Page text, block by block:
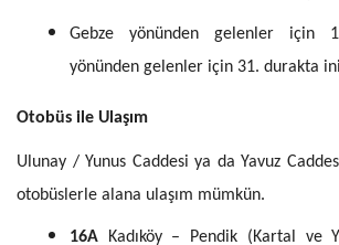
Gebze yönünden gelenler için
yönünden gelenler için 31. durakta
Otobüs ile Ulaşım
Ulunay / Yunus Caddesi ya da Yavuz
otobüslerle alana ulaşım mümkün.
16A Kadıköy – Pendik (Kartal ve